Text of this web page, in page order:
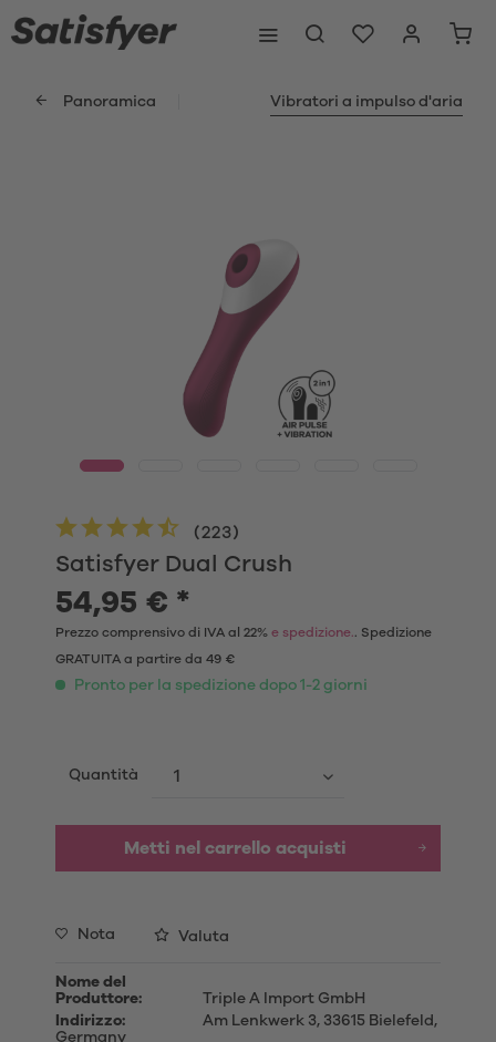
Panoramica Vibratori a impulso d'aria
Satisfyer Dual Crush
(223)
54,95 € *
Prezzo comprensivo di IVA al 22% e spedizione.. Spedizione
GRATUITA a partire da 49 €
Pronto per la spedizione dopo 1-2 giorni
Quantità
Metti nel carrello acquisti
Nota Valuta
Nome del
Produttore:
Triple A Import GmbH
Indirizzo:
Am Lenkwerk 3, 33615 Bielefeld,
Germany